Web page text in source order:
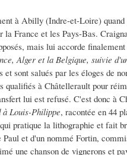
à Abilly (Indre-et-Loire)
la France et les Pays-Bas.
mais lui accorde
Alger et la Belgique, suivie
sont salués par les éloges de
à Châtellerault pour
lui est refusé. C'est donc à
Louis-Philippe, racontée en 44
pratique la lithographie et fait
et d'un nommé Fortin,
une chanson de vignerons et